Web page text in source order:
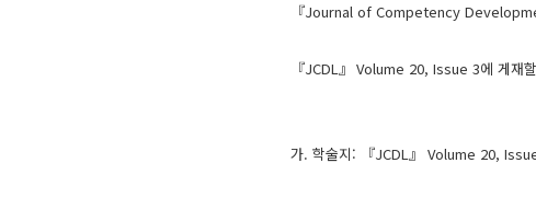
『Journal of Competency
『JCDL』 Volume 20, Issue 3에 게재
가. 학술지: 『JCDL』 Volume 20,